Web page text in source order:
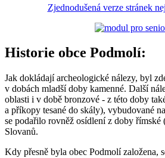
Zjednodušená verze stránek
Historie obce Podmolí:
Jak dokládají archeologické nálezy, byl
v dobách mladší doby kamenné. Další
oblasti i v době bronzové - z této doby
a příkopy tesané do skály), vybudované
se podařilo rovněž osídlení z doby římské
Slovanů.
Kdy přesně byla obec Podmolí založena,